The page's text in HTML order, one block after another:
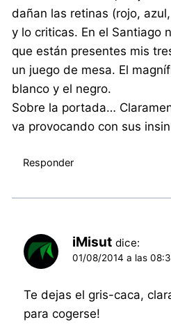
dañan las retinas (rojo,
y lo criticas. En el Santiago
que están presentes mis
un juego de mesa. El
blanco y el negro.
Sobre la portada…
va provocando con sus
Responder
iMisut dice:
01/08/2014 a las
Te dejas el gris-caca,
para cogerse!